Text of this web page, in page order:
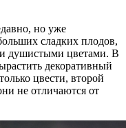
но уже
сладких плодов,
душистыми цветами. В
декоративный
цвести, второй
не отличаются от